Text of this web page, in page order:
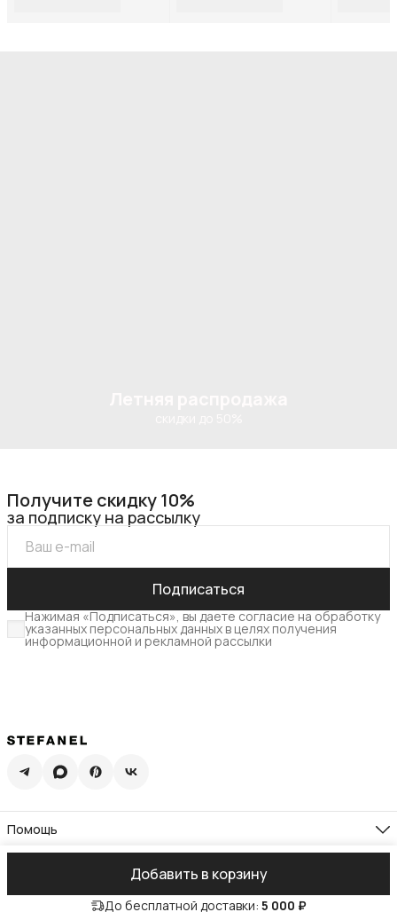
Добавить в корзину
До бесплатной доставки: 5 000 ₽
Получите скидку 10%
за подписку на рассылку
Подписаться
Нажимая «Подписаться», вы даете согласие на обработку
указанных персональных данных в целях получения
информационной и рекламной рассылки
Помощь
Доставка
Подарочная карта
Адреса магазинов